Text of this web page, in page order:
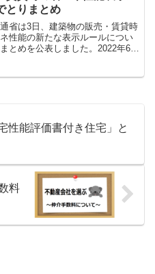
とりまとめ
省は3日、建築物の販売・賃貸時
性能の新たな表示ルールについ
とめを公表しました。2022年6月
されたことを受け、22年11月に
性能評価書付き住宅」と
料